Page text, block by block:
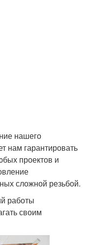
нашего
нам гарантировать
проектов и
сложной резьбой.
работы
своим